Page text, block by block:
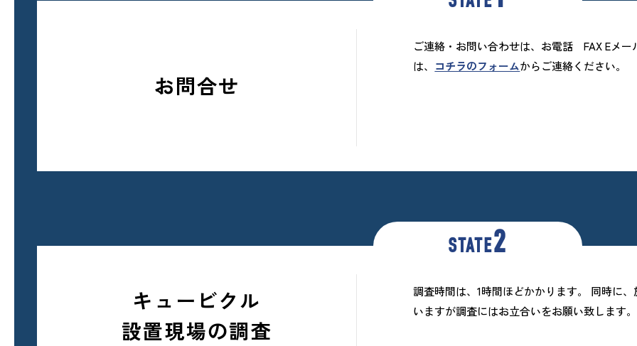
お問合せ
ご連絡・お問い合わせは、お電話 FAX Eメ
は、 コチラのフォームからご連絡ください。
STATE2
キュービクル
設置現場の調査
調査時間は、1時間ほどかかります。 同時に
いますが調査にはお立合いをお願い致します。